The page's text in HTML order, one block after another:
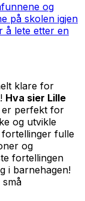
og
på skolen igjen
å lete etter en
klare for
Hva sier Lille
er perfekt for
og utvikle
fulle
og
fortellingen
i barnehagen!